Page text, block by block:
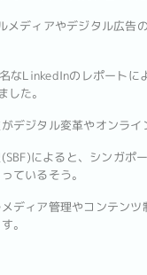
メディアやデジタル広告
なLinkedInのレポート
た。
デジタル変革やオンラ
によると、シンガ
ているそう。
ディア管理やコンテン
。